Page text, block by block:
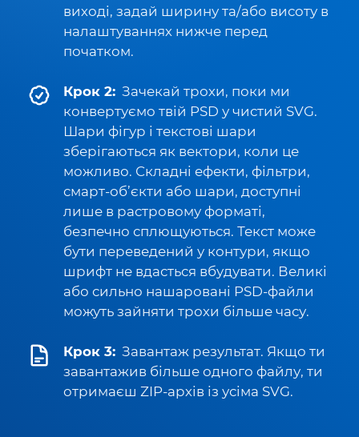
виході, задай ширину та/або висоту в
налаштуваннях нижче перед
початком.
Крок 2: Зачекай трохи, поки ми
конвертуємо твій PSD у чистий SVG.
Шари фігур і текстові шари
зберігаються як вектори, коли це
можливо. Складні ефекти, фільтри,
смарт-об’єкти або шари, доступні
лише в растровому форматі,
безпечно сплющуються. Текст може
бути переведений у контури, якщо
шрифт не вдасться вбудувати. Великі
або сильно нашаровані PSD-файли
можуть зайняти трохи більше часу.
Крок 3: Завантаж результат. Якщо ти
завантажив більше одного файлу, ти
отримаєш ZIP-архів із усіма SVG.